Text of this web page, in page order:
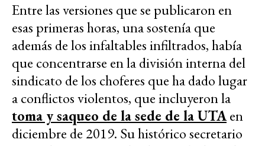
Entre las versiones que se publicaron en
esas primeras horas, una sostenía que
además de los infaltables infiltrados, había
que concentrarse en la división interna del
sindicato de los choferes que ha dado lugar
a conflictos violentos, que incluyeron la
toma y saqueo de la sede de la UTAen
diciembre de 2019. Su histórico secretario